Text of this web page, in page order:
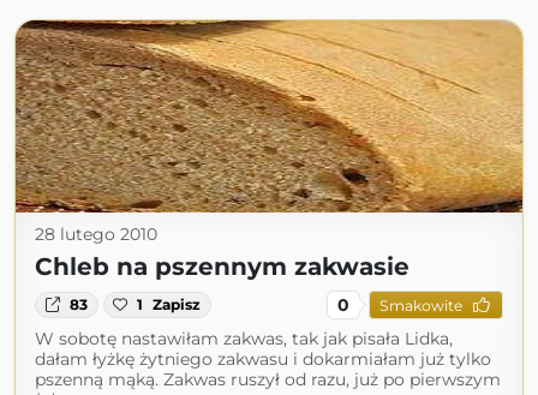
28 lutego 2010
Chleb na pszennym zakwasie
83 1 Zapisz 0 Smakowite
W sobotę nastawiłam zakwas, tak jak pisała Lidka,
dałam łyżkę żytniego zakwasu i dokarmiałam już tylko
pszenną mąką. Zakwas ruszył od razu, już po pierwszym